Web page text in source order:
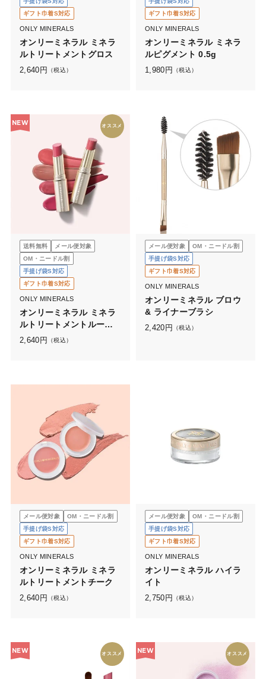
ギフト巾着S対応
ONLY MINERALS
オンリーミネラル ミネラ
ルトリートメントグロス
2,640 円 （税込）
ギフト巾着S対応
ONLY MINERALS
オンリーミネラル ミネラ
ルピグメント 0.5g
1,980 円 （税込）
NEW オススメ
送料無料
メール便対象
OM・ニードル割
手提げ袋S対応
ギフト巾着S対応
ONLY MINERALS
オンリーミネラル ミネラ
ルトリートメントルージ
ュ
2,640 円 （税込）
メール便対象
OM・ニードル割
手提げ袋S対応
ギフト巾着S対応
ONLY MINERALS
オンリーミネラル ブロウ
& ライナーブラシ
2,420 円 （税込）
メール便対象
OM・ニードル割
手提げ袋S対応
ギフト巾着S対応
ONLY MINERALS
オンリーミネラル ミネラ
ルトリートメントチーク
2,640 円 （税込）
メール便対象
OM・ニードル割
手提げ袋S対応
ギフト巾着S対応
ONLY MINERALS
オンリーミネラル ハイラ
イト
2,750 円 （税込）
NEW オススメ NEW オススメ